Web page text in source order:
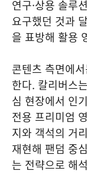
연구·상용 솔루
요구했던 것과
을 표방해 활용
콘텐츠 측면에
한다. 칼리버스
심 현장에서 인
전용 프리미엄
지와 객석의 거
재현해 팬덤 중
는 전략으로 해